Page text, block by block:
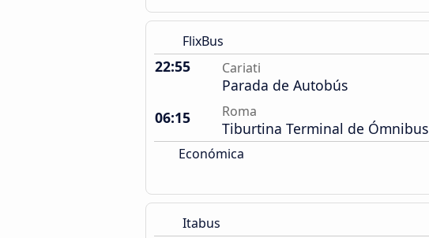
FlixBus
22:55 Cariati
Parada de Autobús
06:15
Roma
Tiburtina Terminal de Ómnibus
Económica
Itabus